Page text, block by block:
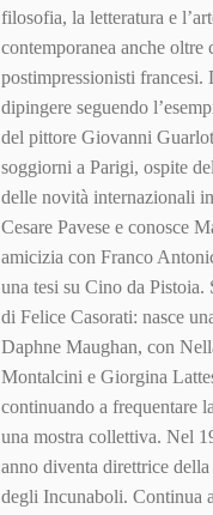
filosofia, la letteratura e
contemporanea anche
postimpressionisti francesi.
dipingere seguendo
del pittore Giovanni
soggiorni a Parigi, ospite
delle novità internazionali
Cesare Pavese e conosce
amicizia con Franco
una tesi su Cino da
di Felice Casorati: nasce
Daphne Maughan, con
Montalcini e Giorgina
continuando a frequentare
una mostra collettiva. Nel
anno diventa direttrice
degli Incunaboli. Continua